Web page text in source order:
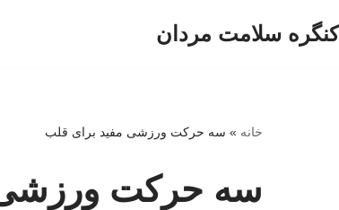
سلامت مردان
خانه » سه حرکت ورزشی مفید برای قلب
سه حرکت ورزشی